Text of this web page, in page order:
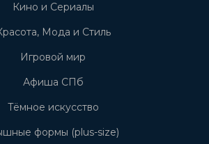
Кино и Сериалы
Мода и Стиль
Игровой мир
Афиша СПб
Тёмное искусство
формы (plus-size)